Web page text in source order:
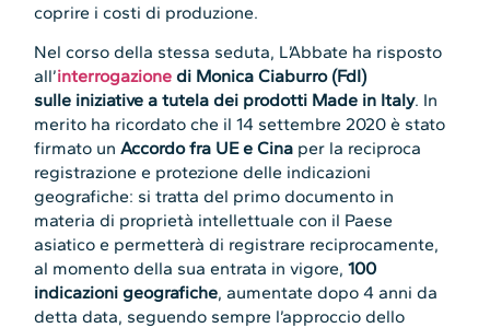
coprire i costi di produzione.
Nel corso della stessa seduta, L’Abbate ha risposto
all’interrogazione di Monica Ciaburro (FdI)
sulle iniziative a tutela dei prodotti Made in Italy. In
merito ha ricordato che il 14 settembre 2020 è stato
firmato unAccordo fra UE e Cina per la reciproca
registrazione e protezione delle indicazioni
geografiche: si tratta del primo documento in
materia di proprietà intellettuale con il Paese
asiatico e permetterà di registrare reciprocamente,
al momento della sua entrata in vigore,100
indicazioni geografiche, aumentate dopo 4 anni da
detta data, seguendo sempre l’approccio dello